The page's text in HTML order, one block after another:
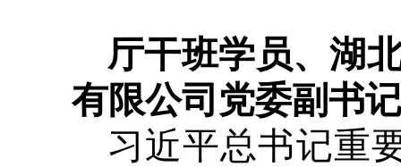
厅干班学员、湖
有限公司党委副书
习近平总书记重